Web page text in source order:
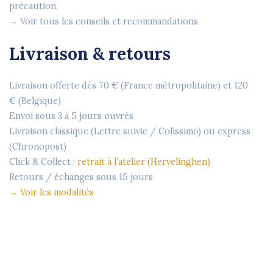
précaution.
→ Voir tous les conseils et recommandations
Livraison & retours
Livraison offerte dès 70 € (France métropolitaine) et 120
€ (Belgique)
Envoi sous 3 à 5 jours ouvrés
Livraison classique (Lettre suivie / Colissimo) ou express
(Chronopost)
Click & Collect : retrait à l’atelier (Hervelinghen)
Retours / échanges sous 15 jours
→ Voir les modalités